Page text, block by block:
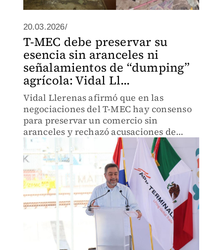
20.03.2026/
T-MEC debe preservar su
esencia sin aranceles ni
señalamientos de “dumping”
agrícola: Vidal Ll...
Vidal Llerenas afirmó que en las
negociaciones del T-MEC hay consenso
para preservar un comercio sin
aranceles y rechazó acusaciones de
dumping agrícola, mientras México
fortalece su infraestructura portuaria.